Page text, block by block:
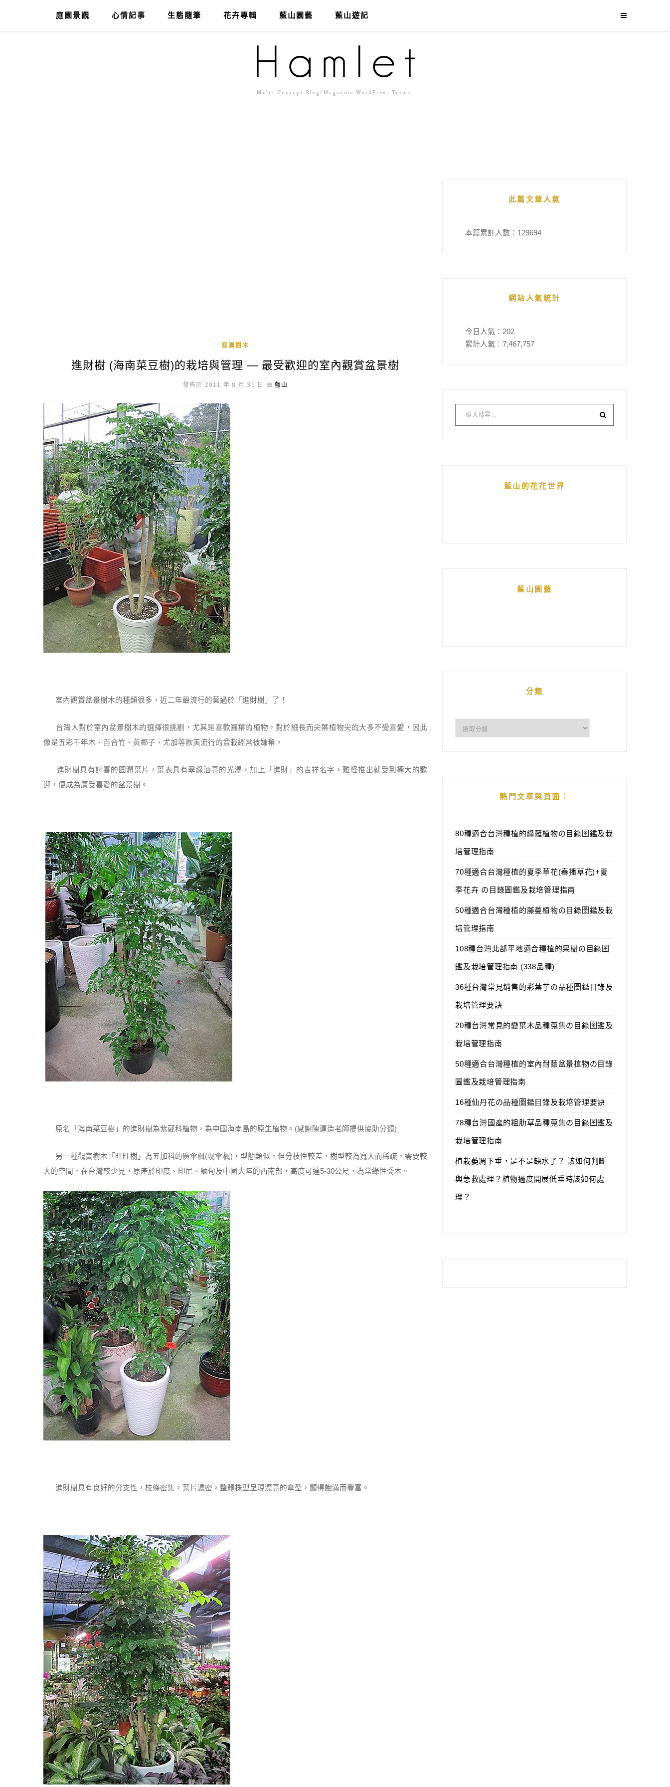
庭園景觀 心情記事 生態隨筆 花卉專輯 藍山園藝 藍山遊記
庭園樹木
進財樹 (海南菜豆樹)的栽培與管理 — 最受歡迎的室內觀賞盆景樹
發佈於 2011 年 8 月 31 日 由 藍山
室內觀賞盆景樹木的種類很多，近二年最流行的莫過於「進財樹」了！
台灣人對於室內盆景樹木的選擇很挑剔，尤其是喜歡圓葉的植物，對於細長而尖葉植物尖的大多不受喜愛，因此
像是五彩千年木、百合竹、黃椰子、尤加等歐美流行的盆栽經常被嫌棄。
進財樹具有討喜的圓潤葉片，葉表具有翠綠油亮的光澤，加上「進財」的吉祥名字，難怪推出就受到極大的歡
迎，便成為廣受喜愛的盆景樹。
原名「海南菜豆樹」的進財樹為紫葳科植物，為中國海南島的原生植物。(感謝陳運造老師提供協助分類)
另一種觀賞樹木「旺旺樹」為五加科的廣傘楓(幌傘楓)，型態類似，但分枝性較差，樹型較為寬大而稀疏，需要較
大的空間，在台灣較少見，原產於印度、印尼、緬甸及中國大陸的西南部，高度可達5-30公尺，為常綠性喬木。
進財樹具有良好的分支性，枝條密集，葉片濃密，整體株型呈現漂亮的傘型，顯得飽滿而豐富。
此篇文章人氣
本篇累計人數： 129694
網站人氣統計
今日人氣： 202
累計人氣： 7,467,757
藍山的花花世界
藍山園藝
分類
熱門文章與頁面︰
80種適合台灣種植的綠籬植物の目錄圖鑑及栽
培管理指南
70種適合台灣種植的夏季草花(春播草花)+夏
季花卉 の目錄圖鑑及栽培管理指南
50種適合台灣種植的藤蔓植物の目錄圖鑑及栽
培管理指南
108種台灣北部平地適合種植的果樹の目錄圖
鑑及栽培管理指南 (338品種)
36種台灣常見銷售的彩葉芋の品種圖鑑目錄及
栽培管理要訣
20種台灣常見的變葉木品種蒐集の目錄圖鑑及
栽培管理指南
50種適合台灣種植的室內耐蔭盆景植物の目錄
圖鑑及栽培管理指南
16種仙丹花の品種圖鑑目錄及栽培管理要訣
78種台灣國產的粗肋草品種蒐集の目錄圖鑑及
栽培管理指南
植栽萎凋下垂，是不是缺水了？ 該如何判斷
與急救處理？植物過度開展低垂時該如何處
理？